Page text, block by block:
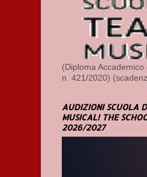
(Diploma Accademico
n. 421/2020)
AUDIZIONI SCUOLA
MUSICAL! THE
2026/2027